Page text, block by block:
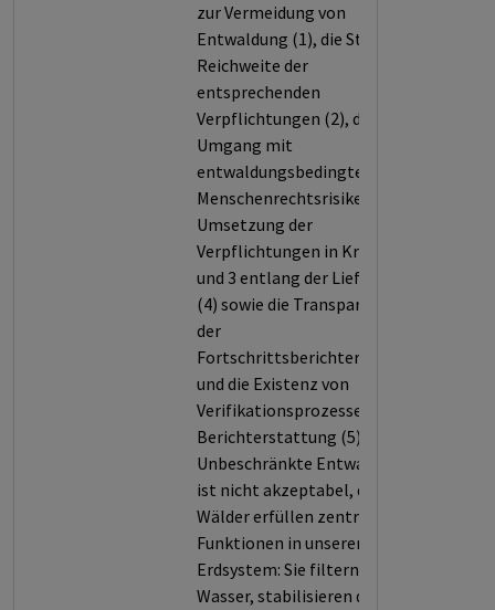
zur Vermeidung von
Entwaldung (1), die Stärke und
Reichweite der
entsprechenden
Verpflichtungen (2), der
Umgang mit
entwaldungsbedingten
Menschenrechtsrisiken (3), die
Umsetzung der
Verpflichtungen in Kriterium 2
und 3 entlang der Lieferkette
(4) sowie die Transparenz bei
der
Fortschrittsberichterstattung
und die Existenz von
Verifikationsprozessen dieser
Berichterstattung (5).
Unbeschränkte Entwaldung
ist nicht akzeptabel, denn
Wälder erfüllen zentrale
Funktionen in unserem
Erdsystem: Sie filtern Luft und
Wasser, stabilisieren das